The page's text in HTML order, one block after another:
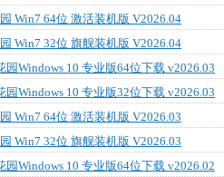
Win7 64位 激活装机版 V2026.04
Win7 32位 旗舰装机版 V2026.04
园Windows 10 专业版64位下载 v2026.03
园Windows 10 专业版32位下载 v2026.03
Win7 64位 激活装机版 V2026.03
Win7 32位 旗舰装机版 V2026.03
园Windows 10 专业版64位下载 v2026.02